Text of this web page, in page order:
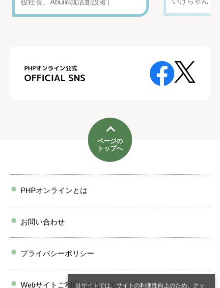
当サイトでは、サイトの利便性向上のため、クッ
役社長、Abuild就活創設者）
ページの
トップへ
PHPオンラインとは
お問い合わせ
プライバシーポリシー
Webサイトご利用にあたって